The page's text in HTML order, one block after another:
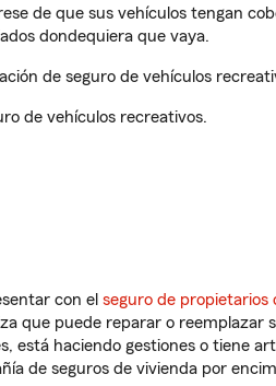
de que sus vehículos tengan
dondequiera que vaya.
de seguro de vehículos
de vehículos recreativos.
con el seguro de propietarios
que puede reparar o reemplazar
está haciendo gestiones o tiene
de seguros de vivienda por